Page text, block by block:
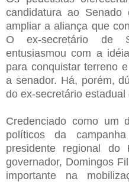
candidatura ao
ampliar a aliança que
O ex-secretário de
entusiasmou com a
para conquistar terreno
a senador. Há, porém,
do ex-secretário estadual
Credenciado como um
políticos da
presidente regional
governador, Domingos
importante na